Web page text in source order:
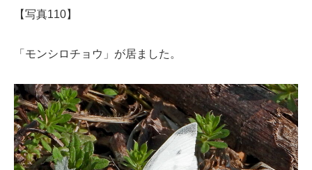
【写真110】
「モンシロチョウ」が居ました。